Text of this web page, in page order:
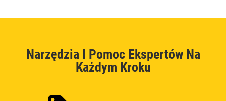
Narzędzia I Pomoc Ekspertów Na
Każdym Kroku